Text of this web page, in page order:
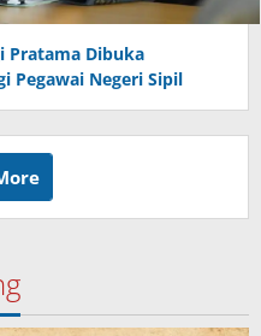
Pratama Dibuka
Pegawai Negeri Sipil